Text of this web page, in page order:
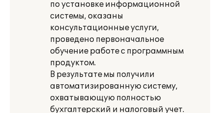
по установке информационной
системы, оказаны
консультационные услуги,
проведено первоначальное
обучение работе с программным
продуктом.
В результате мы получили
автоматизированную систему,
охватывающую полностью
бухгалтерский и налоговый учет.